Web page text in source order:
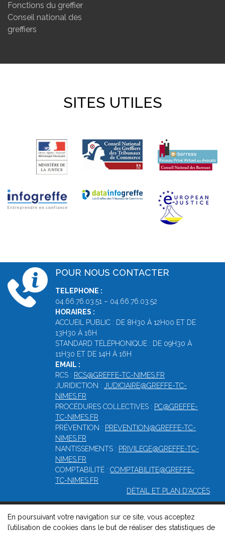
Fonctions du greffier
Conseil national des
greffiers
SITES UTILES
POUR NOUS CONTACTER
TELEPHONE :
04.66.76.03.51 – 04.66.76.03.52
HORAIRES :
ACCUEIL PUBLIC : DE 8H30 À 12H00 ET DE
13H30 À 16H
STANDARD TÉLÉPHONIQUE : DE 09H30 À
11H30 ET DE 14H À 16H
EMAIL :
RCS : RCS@GREFFE-TC-NIMES.FR
JURIDICTION : JUDICIAIRE@GREFFE-TC-
NIMES.FR
PROCÉDURES COLLECTIVES : PC@GREFFE-
TC-NIMES.FR
PRÉVENTION : PREVENTION@GREFFE-TC-
NIMES.FR
NANTISSEMENTS : PRIVILEGE@GREFFE-TC-
NIMES.FR
COMPTABILITÉ : COMPTABILITE@GREFFE-
TC-NIMES.FR
DÉTAIL ET PLAN D'ACCÈS
© 2026, Greffe du Tribunal de Commerce de Nîmes -Mentions
légales-Contact -Gestion des cookies -Politique de
En poursuivant votre navigation sur ce site, vous acceptez
l’utilisation de cookies dans le but de réaliser des statistiques de